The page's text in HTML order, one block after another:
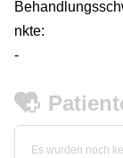
nkte:
-
Es wurden noch